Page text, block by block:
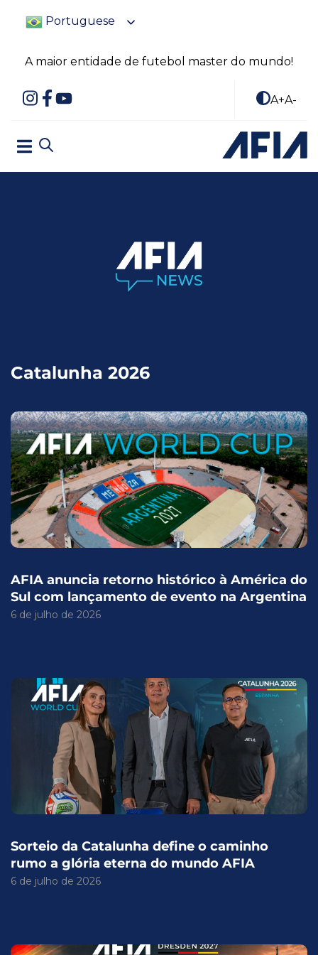
Portuguese
A maior entidade de futebol master do mundo!
A+A-
Catalunha 2026
AFIA anuncia retorno histórico à América do
Sul com lançamento de evento na Argentina
6 de julho de 2026
Sorteio da Catalunha define o caminho
rumo a glória eterna do mundo AFIA
6 de julho de 2026